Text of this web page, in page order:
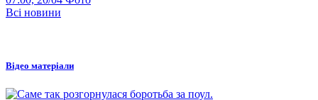
Всі новини
Відео матеріали